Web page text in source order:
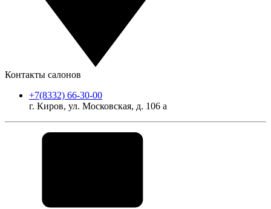
Контакты салонов
+7(8332) 66-30-00
г. Киров, ул. Московская, д. 106 а